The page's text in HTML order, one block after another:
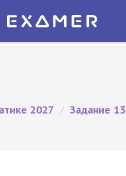
— ЕГЭ 2027
2027 / Задание 13